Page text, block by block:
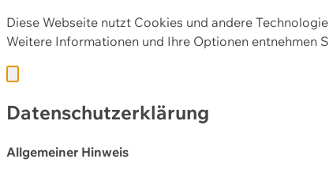
Diese Webseite nutzt Cookies und andere
Weitere Informationen und Ihre Optionen entnehmen
Datenschutzerklärung
Allgemeiner Hinweis